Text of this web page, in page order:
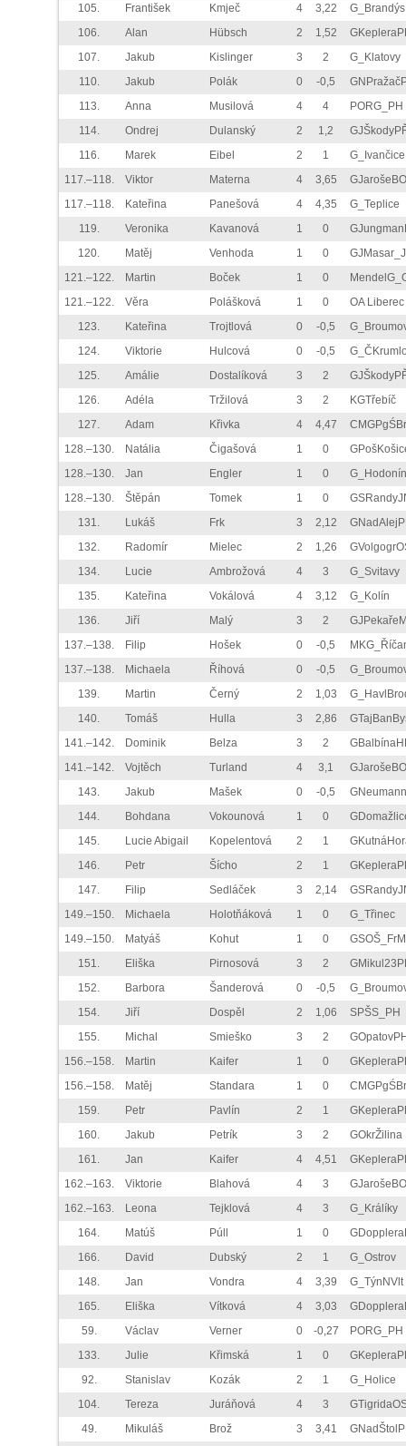
105.
František Kmječ 4 3,22
G_Brandýs
106.
Alan Hübsch 2 1,52
107.
Jakub Kislinger 3 2
G_Klatovy
110.
Jakub Polák 0 -0,5
113.
Anna Musilová 4 4
PORG_PH
114.
Ondrej Dulanský 2 1,2
116.
Marek Eibel 2 1
G_Ivančice
117.–118.
Viktor Materna 4 3,65
GJarošeBO
117.–118.
Kateřina Panešová 4 4,35
G_Teplice
119.
Veronika Kavanová 1 0
120.
Matěj Venhoda 1 0
121.–122.
Martin Boček 1 0
121.–122.
Věra Polášková 1 0
OA Liberec
123.
Kateřina Trojtlová 0 -0,5
124.
Viktorie Hulcová 0 -0,5
125.
Amálie Dostalíková 3 2
126.
Adéla Tržilová 3 2
KGTřebíč
127.
Adam Křivka 4 4,47
128.–130.
Natália Čigašová 1 0
128.–130.
Jan Engler 1 0
G_Hodonín
128.–130.
Štěpán Tomek 1 0
131.
Lukáš Frk 3 2,12
132.
Radomír Mielec 2 1,26
134.
Lucie Ambrožová 4 3
G_Svitavy
135.
Kateřina Vokálová 4 3,12
G_Kolín
136.
Jiří Malý 3 2
137.–138.
Filip Hošek 0 -0,5
137.–138.
Michaela Říhová 0 -0,5
139.
Martin Černý 2 1,03
140.
Tomáš Hulla 3 2,86
141.–142.
Dominik Belza 3 2
141.–142.
Vojtěch Turland 4 3,1
GJarošeBO
143.
Jakub Mašek 0 -0,5
144.
Bohdana Vokounová 1 0
145.
Lucie Abigail Kopelentová 2 1
146.
Petr Šícho 2 1
147.
Filip Sedláček 3 2,14
149.–150.
Michaela Holotňáková 1 0
G_Třinec
149.–150.
Matyáš Kohut 1 0
151.
Eliška Pirnosová 3 2
152.
Barbora Šanderová 0 -0,5
154.
Jiří Dospěl 2 1,06
SPŠS_PH
155.
Michal Smieško 3 2
156.–158.
Martin Kaifer 1 0
156.–158.
Matěj Standara 1 0
159.
Petr Pavlín 2 1
160.
Jakub Petrík 3 2
GOkrŽilina
161.
Jan Kaifer 4 4,51
162.–163.
Viktorie Blahová 4 3
GJarošeBO
162.–163.
Leona Tejklová 4 3
G_Králíky
164.
Matúš Púll 1 0
166.
David Dubský 2 1
G_Ostrov
148.
Jan Vondra 4 3,39
G_TýnNVlt
165.
Eliška Vítková 4 3,03
59.
Václav Verner 0 -0,27
PORG_PH
133.
Julie Křimská 1 0
92.
Stanislav Kozák 2 1
G_Holice
104.
Tereza Juráňová 4 3
49.
Mikuláš Brož 3 3,41